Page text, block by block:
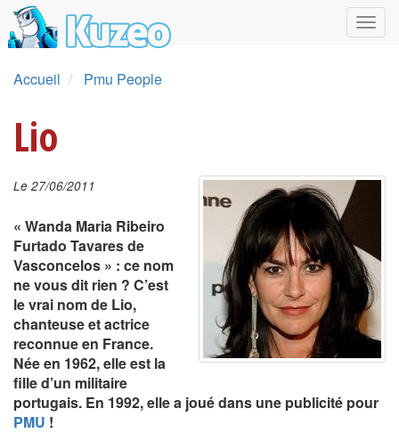
Accueil Pmu People
Lio
Le 27/06/2011
« Wanda Maria Ribeiro
Furtado Tavares de
Vasconcelos » : ce nom
ne vous dit rien ? C’est
le vrai nom de Lio,
chanteuse et actrice
reconnue en France.
Née en 1962, elle est la
fille d’un militaire
portugais. En 1992, elle a joué dans une publicité pour
PMU !